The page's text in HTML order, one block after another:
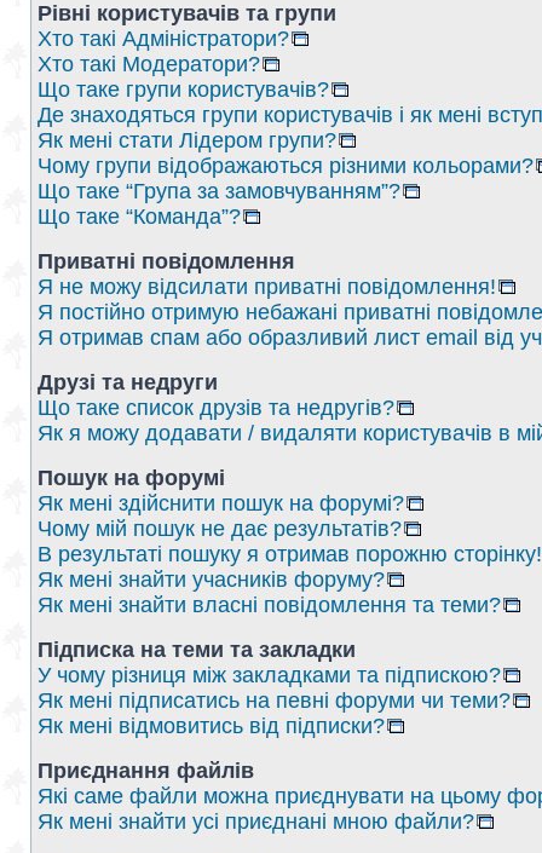
Рівні користувачів та групи
Хто такі Адміністратори?
Хто такі Модератори?
Що таке групи користувачів?
Де знаходяться групи користувачів і як мені
Як мені стати Лідером групи?
Чому групи відображаються різними кольорами?
Що таке “Група за замовчуванням”?
Що таке “Команда”?
Приватні повідомлення
Я не можу відсилати приватні повідомлення!
Я постійно отримую небажані приватні
Я отримав спам або образливий лист email від
Друзі та недруги
Що таке список друзів та недругів?
Як я можу додавати / видаляти користувачів в
Пошук на форумі
Як мені здійснити пошук на форумі?
Чому мій пошук не дає результатів?
В результаті пошуку я отримав порожню сторінку!
Як мені знайти учасників форуму?
Як мені знайти власні повідомлення та теми?
Підписка на теми та закладки
У чому різниця між закладками та підпискою?
Як мені підписатись на певні форуми чи теми?
Як мені відмовитись від підписки?
Приєднання файлів
Які саме файли можна приєднувати на цьому
Як мені знайти усі приєднані мною файли?